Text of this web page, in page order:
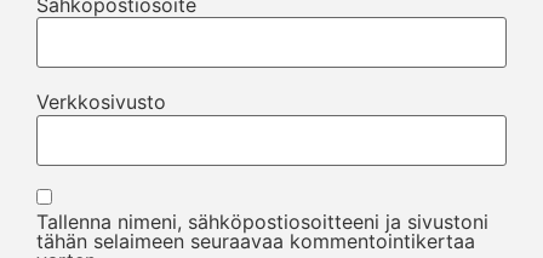
Sähköpostiosoite
Verkkosivusto
Tallenna nimeni, sähköpostiosoitteeni ja sivustoni
tähän selaimeen seuraavaa kommentointikertaa